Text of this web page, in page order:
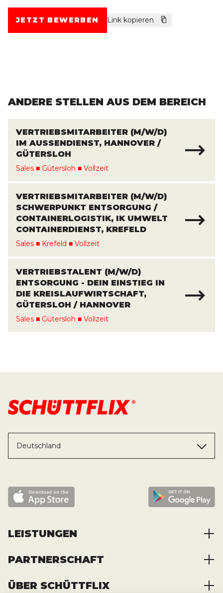
JETZT BEWERBEN Link kopieren
ANDERE STELLEN AUS DEM BEREICH
VERTRIEBSMITARBEITER (M/W/D)
IM AUSSENDIENST, HANNOVER / G
ÜTERSLOH
Sales ■ Gütersloh ■ Vollzeit
VERTRIEBSMITARBEITER (M/W/D)
SCHWERPUNKT ENTSORGUNG /
CONTAINERLOGISTIK, IK UMWELT
CONTAINERDIENST, KREFELD
Sales ■ Krefeld ■ Vollzeit
VERTRIEBSTALENT (M/W/D)
ENTSORGUNG - DEIN EINSTIEG IN
DIE KREISLAUFWIRTSCHAFT,
GÜTERSLOH / HANNOVER
Sales ■ Gütersloh ■ Vollzeit
Deutschland
LEISTUNGEN
Baustoffe kaufen
Container mieten
PARTNERSCHAFT
Zusammenarbeit
ÜBER SCHÜTTFLIX